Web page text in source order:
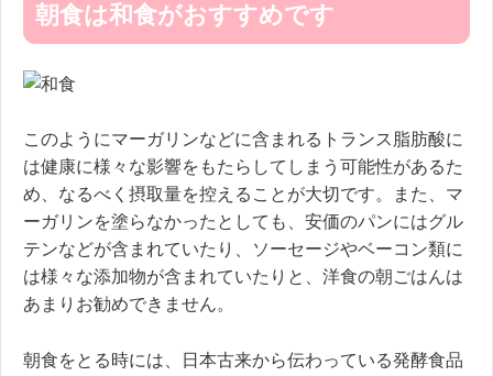
朝食は和食がおすすめです
このようにマーガリンなどに含まれるトランス脂肪酸に
は健康に様々な影響をもたらしてしまう可能性があるた
め、なるべく摂取量を控えることが大切です。また、マ
ーガリンを塗らなかったとしても、安価のパンにはグル
テンなどが含まれていたり、ソーセージやベーコン類に
は様々な添加物が含まれていたりと、洋食の朝ごはんは
あまりお勧めできません。
朝食をとる時には、日本古来から伝わっている発酵食品